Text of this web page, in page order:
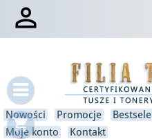

shopping_cart
Nowości Promocje
Moje konto
Kontakt
Zaloguj się
Musisz być zalogowany,
liście życzeń.
Anulować